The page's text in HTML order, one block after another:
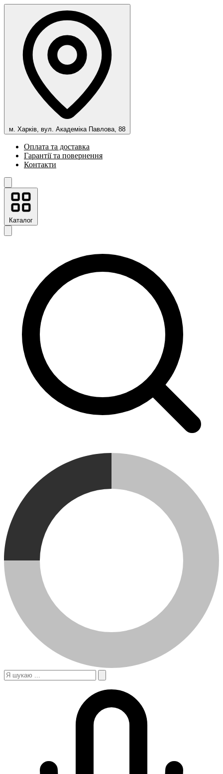
м. Харків, вул. Академіка Павлова, 88
Оплата та доставка
Гарантії та повернення
Контакти
Каталог